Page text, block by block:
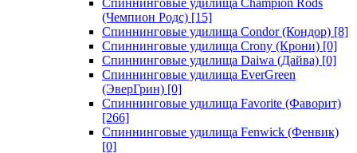
Спиннинговые удилища Champion Rods
(Чемпион Родс) [15]
Спиннинговые удилища Condor (Кондор) [8]
Спиннинговые удилища Crony (Крони) [0]
Спиннинговые удилища Daiwa (Дайва) [0]
Спиннинговые удилища EverGreen
(ЭверГрин) [0]
Спиннинговые удилища Favorite (Фаворит)
[266]
Спиннинговые удилища Fenwick (Фенвик)
[0]